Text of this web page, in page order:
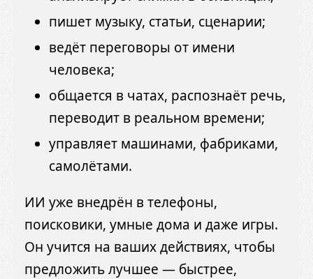
пишет музыку, статьи, сценарии;
ведёт переговоры от имени
человека;
общается в чатах, распознаёт речь,
переводит в реальном времени;
управляет машинами, фабриками,
самолётами.
ИИ уже внедрён в телефоны,
поисковики, умные дома и даже игры.
Он учится на ваших действиях, чтобы
предложить лучшее — быстрее,